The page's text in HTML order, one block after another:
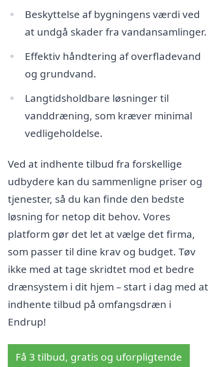
Beskyttelse af bygningens værdi ved
at undgå skader fra vandansamlinger.
Effektiv håndtering af overfladevand
og grundvand.
Langtidsholdbare løsninger til
vanddræning, som kræver minimal
vedligeholdelse.
Ved at indhente tilbud fra forskellige
udbydere kan du sammenligne priser og
tjenester, så du kan finde den bedste
løsning for netop dit behov. Vores
platform gør det let at vælge det firma,
som passer til dine krav og budget. Tøv
ikke med at tage skridtet mod et bedre
drænsystem i dit hjem – start i dag med at
indhente tilbud på omfangsdræn i
Endrup!
Få 3 tilbud, gratis og uforpligtende